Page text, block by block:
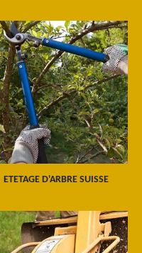
ETETAGE D'ARBRE SUISSE